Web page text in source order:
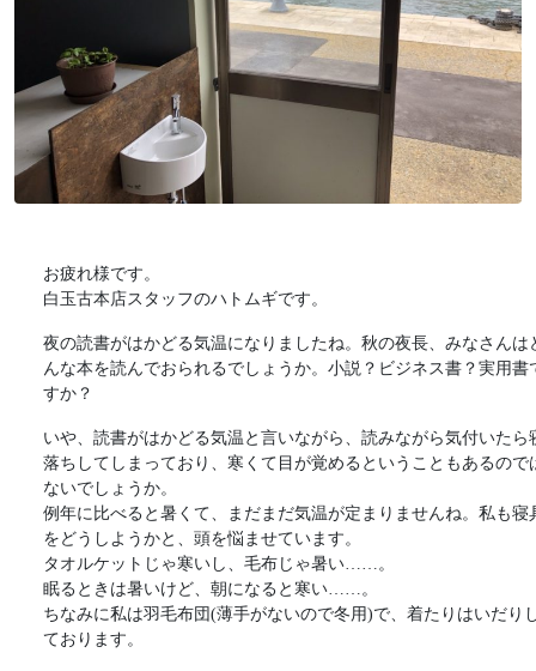
お疲れ様です。
白玉古本店スタッフのハトムギです。
夜の読書がはかどる気温になりましたね。秋の夜長、みなさんは
んな本を読んでおられるでしょうか。小説？ビジネス書？実用書
すか？
いや、読書がはかどる気温と言いながら、読みながら気付いたら
落ちしてしまっており、寒くて目が覚めるということもあるので
ないでしょうか。
例年に比べると暑くて、まだまだ気温が定まりませんね。私も寝
をどうしようかと、頭を悩ませています。
タオルケットじゃ寒いし、毛布じゃ暑い……。
眠るときは暑いけど、朝になると寒い……。
ちなみに私は羽毛布団(薄手がないので冬用)で、着たりはいだり
ております。